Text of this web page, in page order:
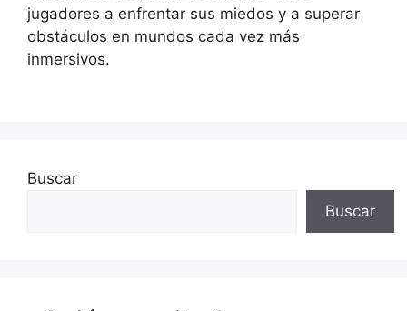
jugadores a enfrentar sus miedos y a superar
obstáculos en mundos cada vez más
inmersivos.
Buscar
Buscar